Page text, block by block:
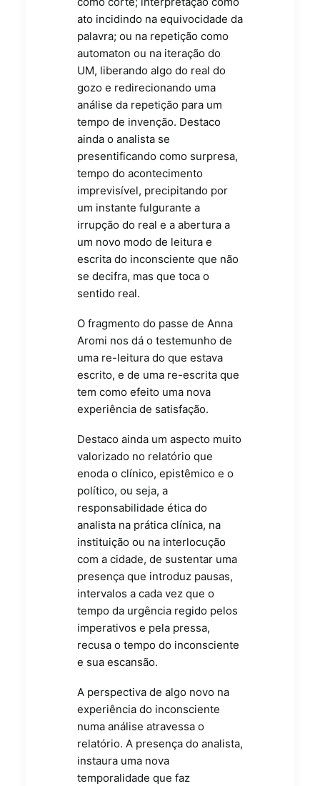
ato incidindo na equivocidade da
palavra; ou na repetição como
automaton ou na iteração do
UM, liberando algo do real do
gozo e redirecionando uma
análise da repetição para um
tempo de invenção. Destaco
ainda o analista se
presentificando como surpresa,
tempo do acontecimento
imprevisível, precipitando por
um instante fulgurante a
irrupção do real e a abertura a
um novo modo de leitura e
escrita do inconsciente que não
se decifra, mas que toca o
sentido real.
O fragmento do passe de Anna
Aromi nos dá o testemunho de
uma re-leitura do que estava
escrito, e de uma re-escrita que
tem como efeito uma nova
experiência de satisfação.
Destaco ainda um aspecto muito
valorizado no relatório que
enoda o clínico, epistêmico e o
político, ou seja, a
responsabilidade ética do
analista na prática clínica, na
instituição ou na interlocução
com a cidade, de sustentar uma
presença que introduz pausas,
intervalos a cada vez que o
tempo da urgência regido pelos
imperativos e pela pressa,
recusa o tempo do inconsciente
e sua escansão.
A perspectiva de algo novo na
experiência do inconsciente
numa análise atravessa o
relatório. A presença do analista,
instaura uma nova
temporalidade que faz